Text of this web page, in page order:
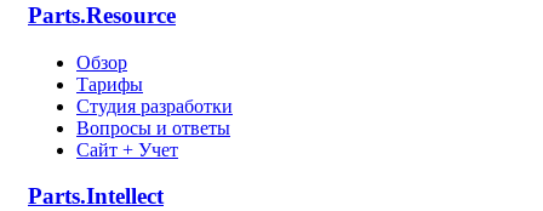
Parts.Resource
Обзор
Тарифы
Студия разработки
Вопросы и ответы
Сайт + Учет
Parts.Intellect